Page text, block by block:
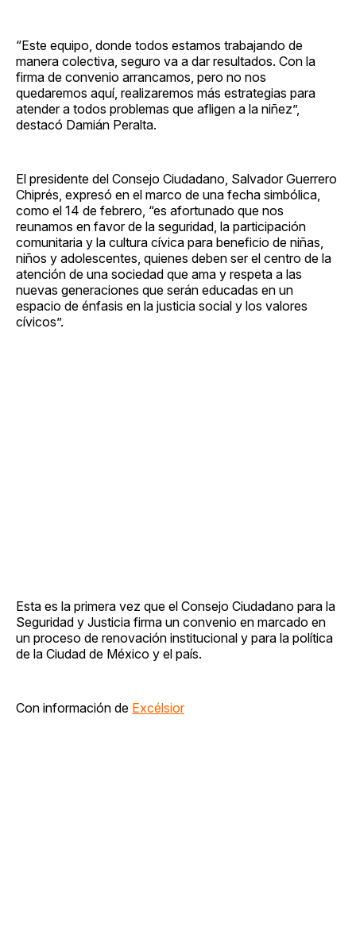
“Este equipo, donde todos estamos trabajando de
manera colectiva, seguro va a dar resultados. Con la
firma de convenio arrancamos, pero no nos
quedaremos aquí, realizaremos más estrategias para
atender a todos problemas que afligen a la niñez”,
destacó Damián Peralta.
El presidente del Consejo Ciudadano, Salvador Guerrero
Chiprés, expresó en el marco de una fecha simbólica,
como el 14 de febrero, “es afortunado que nos
reunamos en favor de la seguridad, la participación
comunitaria y la cultura cívica para beneficio de niñas,
niños y adolescentes, quienes deben ser el centro de la
atención de una sociedad que ama y respeta a las
nuevas generaciones que serán educadas en un
espacio de énfasis en la justicia social y los valores
cívicos”.
Esta es la primera vez que el Consejo Ciudadano para la
Seguridad y Justicia firma un convenio en marcado en
un proceso de renovación institucional y para la política
de la Ciudad de México y el país.
Con información de Excélsior